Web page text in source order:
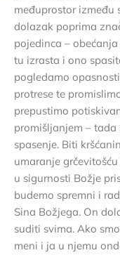
međuprostor između
dolazak poprima
pojedinca –
tu izrasta i ono
pogledamo
protrese te
prepustimo
promišljanjem –
spasenje. Biti
umaranje
u sigurnosti Božje
budemo spremni i
Sina Božjega. On
suditi svima. Ako
meni i ja u njemu